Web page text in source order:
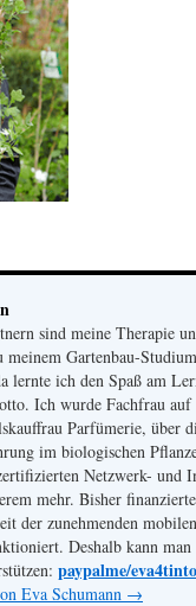
sind meine Therapie
Gartenbau-
lernte ich den Spaß am
Ich wurde Fachfrau
Parfümerie, über
im biologischen
Netzwerk- und
mehr. Bisher
der zunehmenden
Deshalb kann
paypalme/eva4tinto
Eva Schumann →